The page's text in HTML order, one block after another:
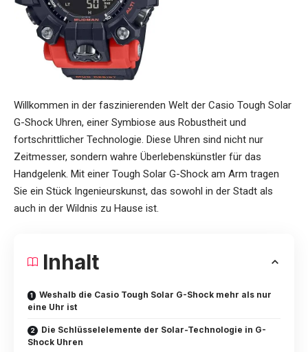
Willkommen in der faszinierenden Welt der Casio Tough Solar
G-Shock Uhren, einer Symbiose aus Robustheit und
fortschrittlicher Technologie. Diese Uhren sind nicht nur
Zeitmesser, sondern wahre Überlebenskünstler für das
Handgelenk. Mit einer Tough Solar G-Shock am Arm tragen
Sie ein Stück Ingenieurskunst, das sowohl in der Stadt als
auch in der Wildnis zu Hause ist.
Inhalt
Weshalb die Casio Tough Solar G-Shock mehr als nur
eine Uhr ist
Die Schlüsselelemente der Solar-Technologie in G-
Shock Uhren